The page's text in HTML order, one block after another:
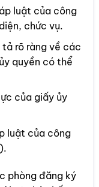
luật của công
chức vụ.
tả rõ ràng về các
quyền có thể
của giấy ủy
luật của công
phòng đăng ký